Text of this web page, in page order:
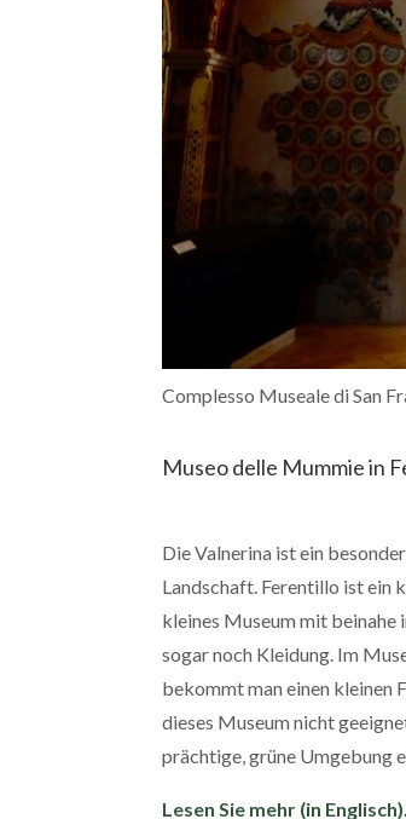
Complesso Museale di San
Museo delle Mummie in
Die Valnerina ist ein
Landschaft. Ferentillo ist ein
kleines Museum mit beinahe
sogar noch Kleidung. Im
bekommt man einen kleinen
dieses Museum nicht
prächtige, grüne Umgebung
Lesen Sie mehr (in Englisch).